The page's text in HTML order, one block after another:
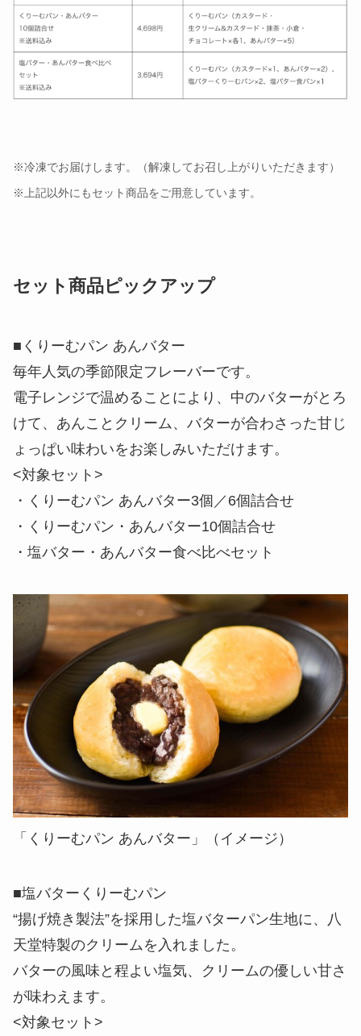
※冷凍でお届けします。（解凍してお召し上がりいただきます）
※上記以外にもセット商品をご用意しています。
セット商品ピックアップ
■くりーむパン あんバター
毎年人気の季節限定フレーバーです。
電子レンジで温めることにより、中のバターがとろ
けて、あんことクリーム、バターが合わさった甘じ
ょっぱい味わいをお楽しみいただけます。
<対象セット>
・くりーむパン あんバター3個／6個詰合せ
・くりーむパン・あんバター10個詰合せ
・塩バター・あんバター食べ比べセット
「くりーむパン あんバター」（イメージ）
■塩バターくりーむパン
“揚げ焼き製法”を採用した塩バターパン生地に、八
天堂特製のクリームを入れました。
バターの風味と程よい塩気、クリームの優しい甘さ
が味わえます。
<対象セット>